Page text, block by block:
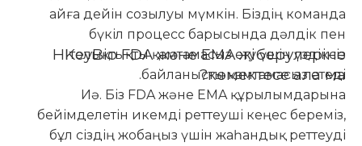
айға дейін созылуы мүмкін. Біздің команда
бүкіл процесс барысында дәлдік пен
толықтықты қамтамасыз ету үшін үздіксіз
байланысты қамтамасыз етеді.
HKeyBio FDA және EMA жіберулеріне
көмектесе ала ма?
Иә. Біз FDA және EMA құрылымдарына
бейімделетін икемді реттеуші кеңес береміз,
бұл сіздің жобаңыз үшін жаһандық реттеуді